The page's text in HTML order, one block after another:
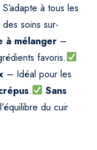
à tous les
soins sur-
à mélanger –
favoris.
– Idéal pour les
.
Sans
du cuir